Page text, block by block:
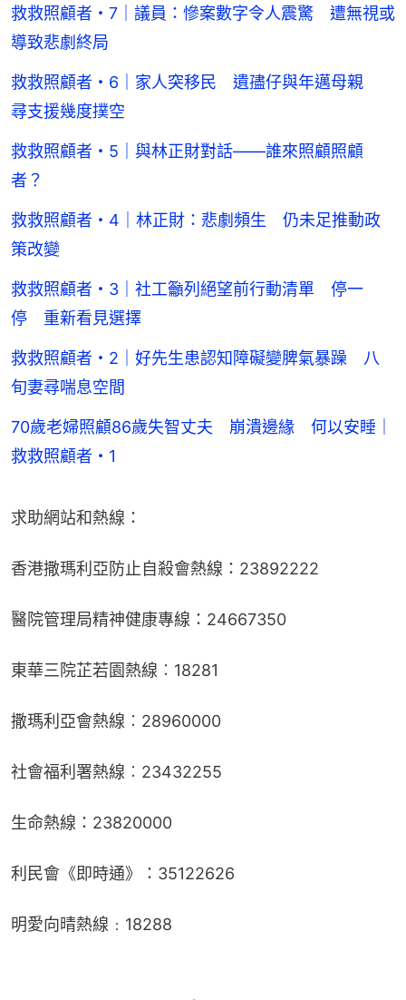
救救照顧者・7｜議員：慘案數字令人震驚 遭無視或
導致悲劇終局
救救照顧者・6｜家人突移民 遺孻仔與年邁母親
尋支援幾度撲空
救救照顧者・5｜與林正財對話——誰來照顧照顧
者？
救救照顧者・4｜林正財：悲劇頻生 仍未足推動政
策改變
救救照顧者・3｜社工籲列絕望前行動清單 停一
停 重新看見選擇
救救照顧者・2｜好先生患認知障礙變脾氣暴躁 八
旬妻尋喘息空間
70歲老婦照顧86歲失智丈夫 崩潰邊緣 何以安睡｜
救救照顧者・1
求助網站和熱線：
香港撒瑪利亞防止自殺會熱線：23892222
醫院管理局精神健康專線：24667350
東華三院芷若園熱線︰18281
撒瑪利亞會熱線︰28960000
社會福利署熱線︰23432255
生命熱線：23820000
利民會《即時通》：35122626
明愛向晴熱線﹕18288